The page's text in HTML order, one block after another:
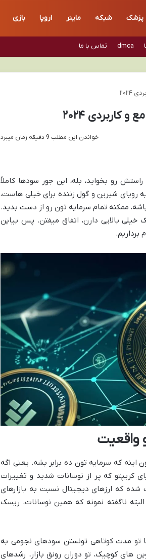
پزشک شبکه ماینر اروپا بازی
dmca تماس با ما
خواندن این مطلب 9 دقیقه زمان میبرد
دیجیتال، یعنی سرمایه تون ۱۰ برابر بشه. راستش رو بخواید، بله، این جور سودها کاملاً
رویای شیرین و گول زننده برای خیلی هاست،
ممکنه تمام سرمایه تون رو از دست بدید.
بالایی دارن، اتفاق میفتن. پس بیاین
برداریم.
واقعیت
اینه که سرمایه تون ده برابر بشه. یعنی اگه
ولی تو دنیای کریپتو که پر از نوسانات شدید و تغییرات
شده که ارزهای دیجیتال نسبت به بازارهای
ناگفته نمونه که همین نوسانات، ریسک
تو مدت کوتاهی تونستن سودهای نجومی به
های کوچیک، تو دوران رونق بازار، رشدهای